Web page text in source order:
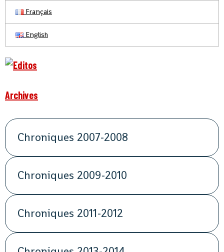
Français
English
Archives
Chroniques 2007-2008
Chroniques 2009-2010
Chroniques 2011-2012